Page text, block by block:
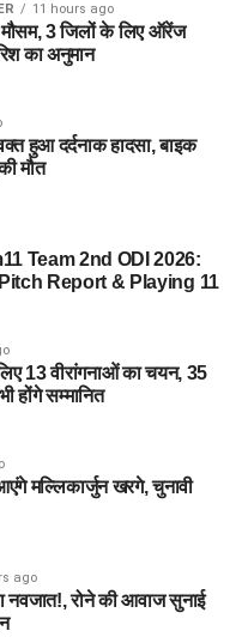
11 hours ago
मौसम, 3 जिलों के लिए ऑरेंज
का अनुमान
हुआ दर्दनाक हादसा, बाइक
मौत
Team 2nd ODI 2026:
Report & Playing 11
13 वीरांगनाओं का चयन, 35
होंगे सम्मानित
मल्लिकार्जुन खरगे, चुनावी
ago
रोने की आवाज सुनाई